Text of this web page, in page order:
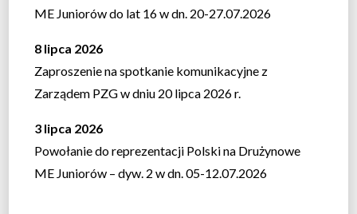
ME Juniorów do lat 16 w dn. 20-27.07.2026
8 lipca 2026
Zaproszenie na spotkanie komunikacyjne z
Zarządem PZG w dniu 20 lipca 2026 r.
3 lipca 2026
Powołanie do reprezentacji Polski na Drużynowe
ME Juniorów – dyw. 2 w dn. 05-12.07.2026